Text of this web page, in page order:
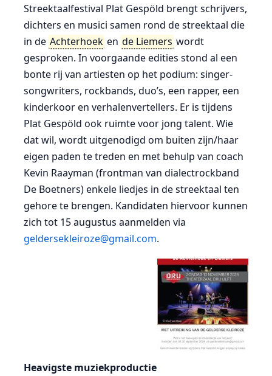
Streektaalfestival Plat Gespöld brengt schrijvers,
dichters en musici samen rond de streektaal die
in de Achterhoek en de Liemers wordt
gesproken. In voorgaande edities stond al een
bonte rij van artiesten op het podium: singer-
songwriters, rockbands, duo’s, een rapper, een
kinderkoor en verhalenvertellers. Er is tijdens
Plat Gespöld ook ruimte voor jong talent. Wie
dat wil, wordt uitgenodigd om buiten zijn/haar
eigen paden te treden en met behulp van coach
Kevin Raayman (frontman van dialectrockband
De Boetners) enkele liedjes in de streektaal ten
gehore te brengen. Kandidaten hiervoor kunnen
zich tot 15 augustus aanmelden via
geldersekleiroze@gmail.com.
Heavigste muziekproductie